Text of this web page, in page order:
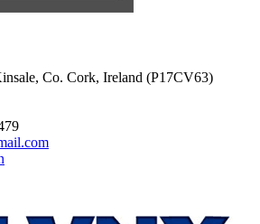
Co. Cork, Ireland (P17CV63)